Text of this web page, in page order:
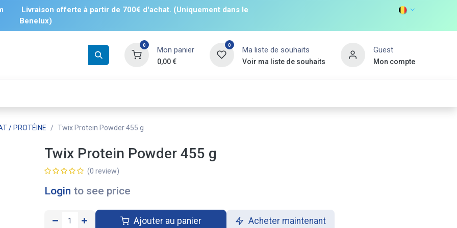
Livraison offerte à partir de 700€ d'achat. (Uniquement dans le
Benelux)
0 Mon panier
0,00€
0 Ma liste de souhaits
Voir ma liste de souhaits
Guest
Mon compte
DISCOVER
/ PROTÉINE Twix Protein Powder 455 g
Twix Protein Powder 455 g
(0 review)
Login to see price
Ajouter au panier Acheter maintenant